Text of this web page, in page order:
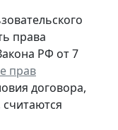
права
РФ от 7
прав
договора,